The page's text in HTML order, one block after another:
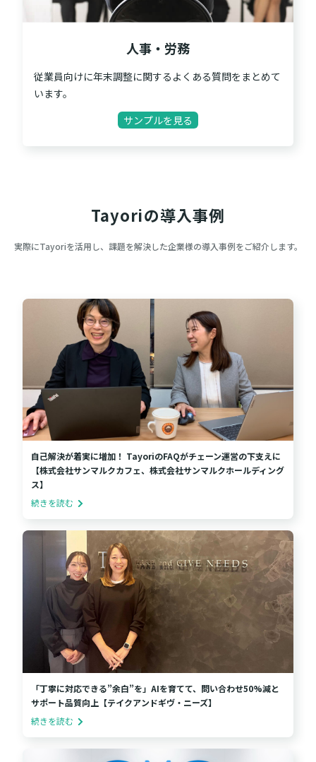
人事・労務
従業員向けに年末調整に関するよくある質問をまとめて
います。
サンプルを見る
Tayoriの導入事例
実際にTayoriを活用し、課題を解決した企業様の導入事例をご紹介します。
自己解決が着実に増加！ TayoriのFAQがチェーン運営の下支えに
【株式会社サンマルクカフェ、株式会社サンマルクホールディング
ス】
続きを読む
「丁寧に対応できる”余白”を」AIを育てて、問い合わせ50%減と
サポート品質向上【テイクアンドギヴ・ニーズ】
続きを読む